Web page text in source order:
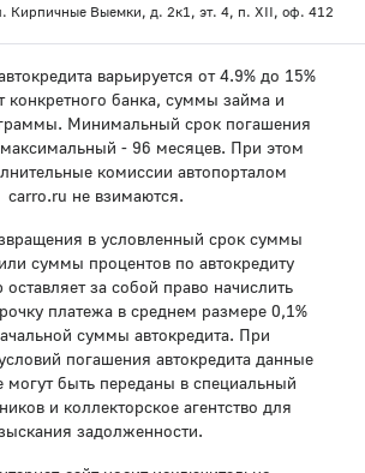
Кирпичные Выемки, д. 2к1, эт. 4, п. XII, оф. 412
варьируется от 4.9% до 15%
конкретного банка, суммы займа и
Минимальный срок погашения
- 96 месяцев. При этом
комиссии автопорталом
carro.ru не взимаются.
в условленный срок суммы
суммы процентов по автокредиту
оставляет за собой право начислить
платежа в среднем размере 0,1%
суммы автокредита. При
погашения автокредита данные
могут быть переданы в специальный
и коллекторское агентство для
задолженности.